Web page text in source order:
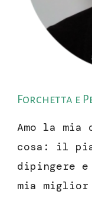
Forchetta e
Amo la
cosa: il
dipingere
mia